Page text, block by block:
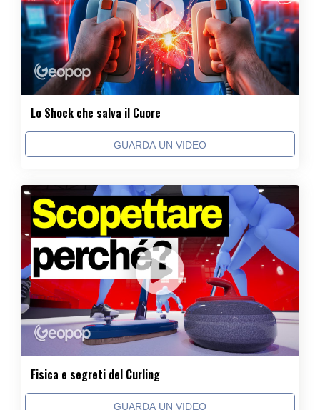
Lo Shock che salva il Cuore
GUARDA UN VIDEO
Fisica e segreti del Curling
GUARDA UN VIDEO